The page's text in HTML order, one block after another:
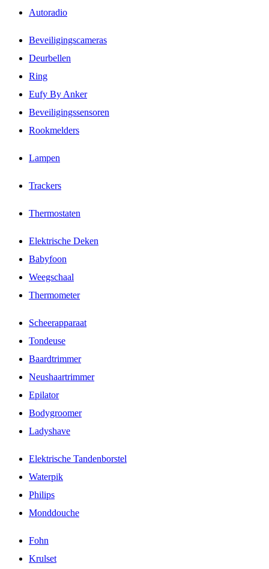
Autoradio
Beveiligingscameras
Deurbellen
Ring
Eufy By Anker
Beveiligingssensoren
Rookmelders
Lampen
Trackers
Thermostaten
Elektrische Deken
Babyfoon
Weegschaal
Thermometer
Scheerapparaat
Tondeuse
Baardtrimmer
Neushaartrimmer
Epilator
Bodygroomer
Ladyshave
Elektrische Tandenborstel
Waterpik
Philips
Monddouche
Fohn
Krulset